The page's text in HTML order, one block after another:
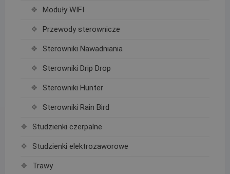
Moduły WIFI
Przewody sterownicze
Sterowniki Nawadniania
Sterowniki Drip Drop
Sterowniki Hunter
Sterowniki Rain Bird
Studzienki czerpalne
Studzienki elektrozaworowe
Trawy